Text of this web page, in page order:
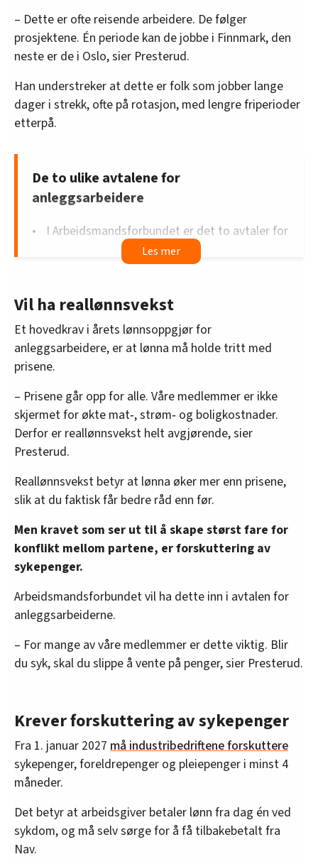
– Dette er ofte reisende arbeidere. De følger
prosjektene. Én periode kan de jobbe i Finnmark, den
neste er de i Oslo, sier Presterud.
Han understreker at dette er folk som jobber lange
dager i strekk, ofte på rotasjon, med lengre friperioder
etterpå.
De to ulike avtalene for
anleggsarbeidere
I Arbeidsmandsforbundet er det to avtaler for
anleggsarbeidere. Den ene er
overenskomsten for private anlegg
Byggenæringen.
De starter lønnsforhandlingene onsdag 6.
mai.
På den andre avtalen,
maskinentreprenører,er arbeidsgiverne er
organisert i Maskinentreprenørenes Forbund
(MEF).
Her starter lønnsforhandlingene tirsdag 19.
mai.
Totalt er det nesten 15.000 medlemmer i
Arbeidsmandsforbundet på disse to avtalene,
med rundt 7.500 på private anlegg, og
bortimot 7.500 på maskinentreprenørene.
Vil ha reallønnsvekst
Et hovedkrav i årets lønnsoppgjør for
anleggsarbeidere, er at lønna må holde tritt med
prisene.
– Prisene går opp for alle. Våre medlemmer er ikke
skjermet for økte mat‑, strøm‑ og boligkostnader.
Derfor er reallønnsvekst helt avgjørende, sier
Presterud.
Reallønnsvekst betyr at lønna øker mer enn prisene,
slik at du faktisk får bedre råd enn før.
Men kravet som ser ut til å skape størst fare for
konflikt mellom partene, er forskuttering av
sykepenger.
Arbeidsmandsforbundet vil ha dette inn i avtalen for
anleggsarbeiderne.
– For mange av våre medlemmer er dette viktig. Blir
du syk, skal du slippe å vente på penger, sier Presterud.
Krever forskuttering av sykepenger
Fra 1. januar 2027 må industribedriftene forskuttere
sykepenger, foreldrepenger og pleiepenger i minst 4
måneder.
Det betyr at arbeidsgiver betaler lønn fra dag én ved
sykdom, og må selv sørge for å få tilbakebetalt fra
Nav.